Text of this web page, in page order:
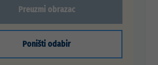
Preuzmi obrazac
Poništi odabir